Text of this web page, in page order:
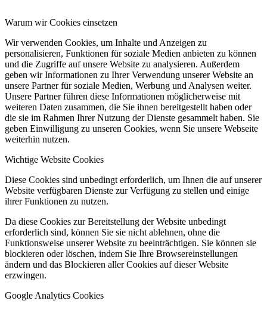
Warum wir Cookies einsetzen
Wir verwenden Cookies, um Inhalte und Anzeigen zu
personalisieren, Funktionen für soziale Medien anbieten zu können
und die Zugriffe auf unsere Website zu analysieren. Außerdem
geben wir Informationen zu Ihrer Verwendung unserer Website an
unsere Partner für soziale Medien, Werbung und Analysen weiter.
Unsere Partner führen diese Informationen möglicherweise mit
weiteren Daten zusammen, die Sie ihnen bereitgestellt haben oder
die sie im Rahmen Ihrer Nutzung der Dienste gesammelt haben. Sie
geben Einwilligung zu unseren Cookies, wenn Sie unsere Webseite
weiterhin nutzen.
Wichtige Website Cookies
Diese Cookies sind unbedingt erforderlich, um Ihnen die auf unserer
Website verfügbaren Dienste zur Verfügung zu stellen und einige
ihrer Funktionen zu nutzen.
Da diese Cookies zur Bereitstellung der Website unbedingt
erforderlich sind, können Sie sie nicht ablehnen, ohne die
Funktionsweise unserer Website zu beeinträchtigen. Sie können sie
blockieren oder löschen, indem Sie Ihre Browsereinstellungen
ändern und das Blockieren aller Cookies auf dieser Website
erzwingen.
Google Analytics Cookies